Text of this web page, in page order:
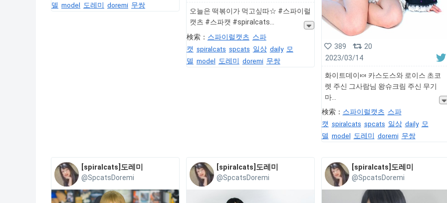
델 model 도레미 doremi 무쌍
오늘은 떡볶이가 먹고싶따☆ #스파이럴
캣츠 #스파캣 #spiralcats
検索： 스파이럴캣츠 스파
캣 spiralcats spcats 일상 daily 모
델 model 도레미 doremi 무쌍
389
20
2023/03/14
화이트데이🍬 카스도스와 로이스 초코
렛 주신 그사람님 왕슈크림 주신 무기
마
検索： 스파이럴캣츠 스파
캣 spiralcats spcats 일상 daily 모
델 model 도레미 doremi 무쌍
[spiralcats]도레미
@SpcatsDoremi
[spiralcats]도레미
@SpcatsDoremi
[spiralcats]도레미
@SpcatsDoremi